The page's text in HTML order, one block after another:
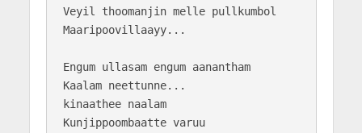
Veyil thoomanjin melle pullkumbol
Maaripoovillaayy...
Engum ullasam engum aanantham
Kaalam neettunne...
kinaathee naalam
Kunjippoombaatte varuu